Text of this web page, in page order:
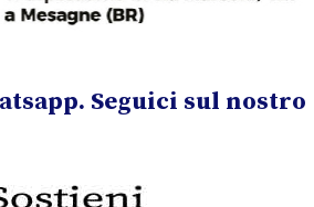
Seguici sul nostro